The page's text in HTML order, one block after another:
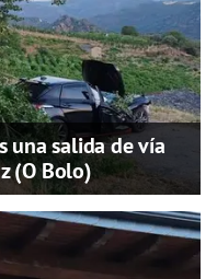
una salida de vía
(O Bolo)